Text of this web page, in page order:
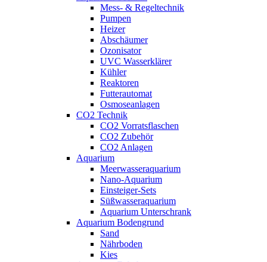
Mess- & Regeltechnik
Pumpen
Heizer
Abschäumer
Ozonisator
UVC Wasserklärer
Kühler
Reaktoren
Futterautomat
Osmoseanlagen
CO2 Technik
CO2 Vorratsflaschen
CO2 Zubehör
CO2 Anlagen
Aquarium
Meerwasseraquarium
Nano-Aquarium
Einsteiger-Sets
Süßwasseraquarium
Aquarium Unterschrank
Aquarium Bodengrund
Sand
Nährboden
Kies